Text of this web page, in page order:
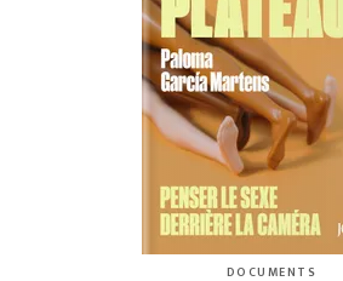
DOCUMENTS